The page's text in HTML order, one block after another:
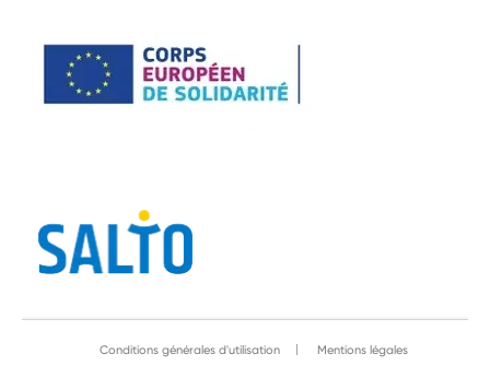
Conditions générales d'utilisation
Mentions légales